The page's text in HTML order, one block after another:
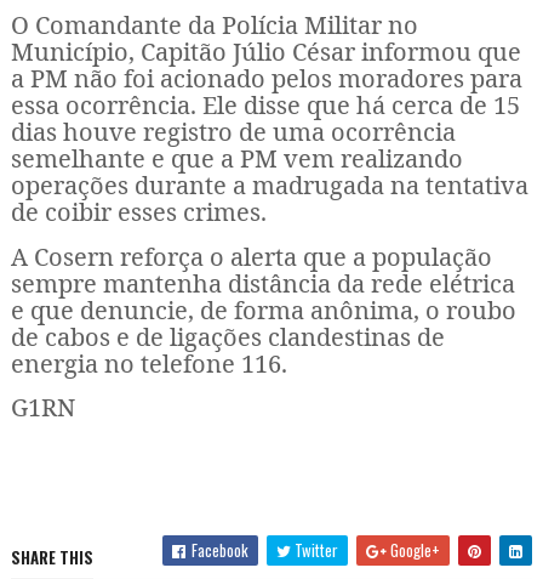
O Comandante da Polícia Militar no
Município, Capitão Júlio César informou que
a PM não foi acionado pelos moradores para
essa ocorrência. Ele disse que há cerca de 15
dias houve registro de uma ocorrência
semelhante e que a PM vem realizando
operações durante a madrugada na tentativa
de coibir esses crimes.
A Cosern reforça o alerta que a população
sempre mantenha distância da rede elétrica
e que denuncie, de forma anônima, o roubo
de cabos e de ligações clandestinas de
energia no telefone 116.
G1RN
SHARE THIS Facebook Twitter Google+